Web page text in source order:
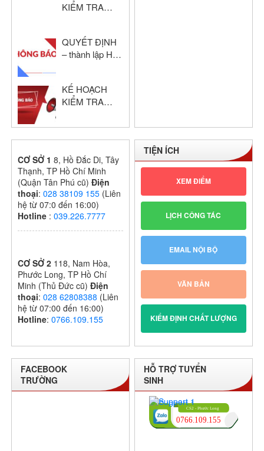
2024 – 2025
KIỂM TRA
NĂM HỌC:
2024 – 2025
QUYẾT ĐỊNH
– thành lập Hội
giỏi cấp trường
KẾ HOẠCH
KIỂM TRA
I – KHỐI THPT
NĂM HỌC:
CƠ SỞ 18, Hồ Đắc Di, Tây
Thạnh, TP Hồ Chí Minh
(Quận Tân Phú cũ) Điện
thoại:028 38109 155 (Liên
hệ từ 07:0 đến 16:00)
Hotline :039.226.7777
CƠ SỞ 2 118, Nam Hòa,
Phước Long, TP Hồ Chí
Minh (Thủ Đức cũ) Điện
thoại:028 62808388 (Liên
hệ từ 07:00 đến 16:00)
Hotline:0766.109.155
TIỆN ÍCH
XEM ĐIỂM
LỊCH CÔNG TÁC
EMAIL NỘI BỘ
VĂN BẢN
KIỂM ĐỊNH CHẤT LƯỢNG
FACEBOOK
TRƯỜNG
HỖ TRỢ TUYỂN
SINH